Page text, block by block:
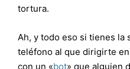
tortura.
Ah, y todo eso si tienes la
teléfono al que dirigirte
con un «bot» que alguien